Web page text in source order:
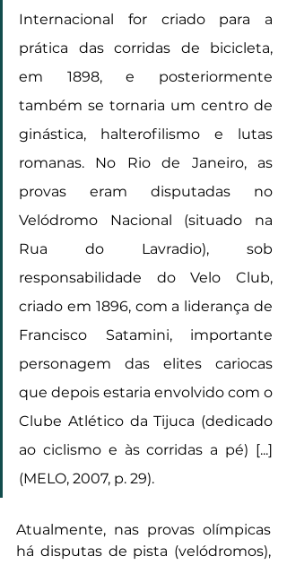
Internacional for criado para a
prática das corridas de bicicleta,
em 1898, e posteriormente
também se tornaria um centro de
ginástica, halterofilismo e lutas
romanas. No Rio de Janeiro, as
provas eram disputadas no
Velódromo Nacional (situado na
Rua do Lavradio), sob
responsabilidade do Velo Club,
criado em 1896, com a liderança de
Francisco Satamini, importante
personagem das elites cariocas
que depois estaria envolvido com o
Clube Atlético da Tijuca (dedicado
ao ciclismo e às corridas a pé) [...]
(MELO, 2007, p. 29).
Atualmente, nas provas olímpicas
há disputas de pista (velódromos),